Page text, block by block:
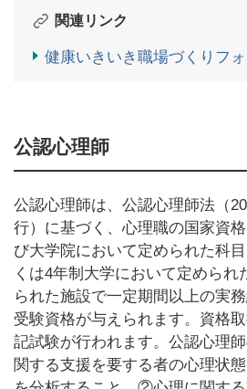
関連リンク
健康いきいき職場づくりフ
公認心理師
公認心理師は、公認心理師法（
行）に基づく、心理職の国家資
び大学院において定められた科
くは4年制大学において定められ
られた施設で一定期間以上の実
受験資格が与えられます。資格
記試験が行われます。公認心理
関する支援を要する者の心理状